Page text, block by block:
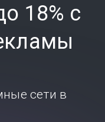
18% с
сети в